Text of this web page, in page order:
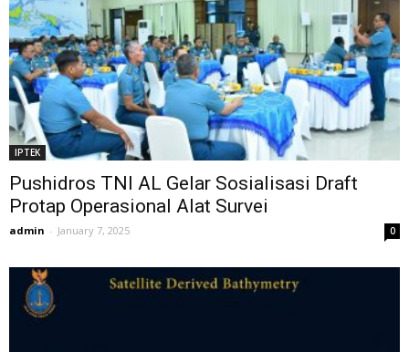
IPTEK
Pushidros TNI AL Gelar Sosialisasi Draft
Protap Operasional Alat Survei
admin - January 7, 2025 0